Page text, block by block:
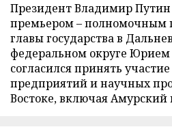
Президент Владимир Путин
премьером – полномочным
главы государства в
федеральном округе
согласился принять
предприятий и научных
Востоке, включая Амурский